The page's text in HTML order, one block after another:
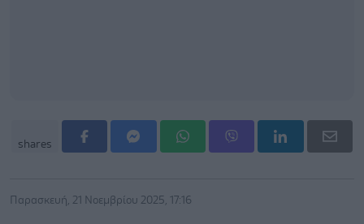
shares
Παρασκευή, 21 Νοεμβρίου 2025, 17:16